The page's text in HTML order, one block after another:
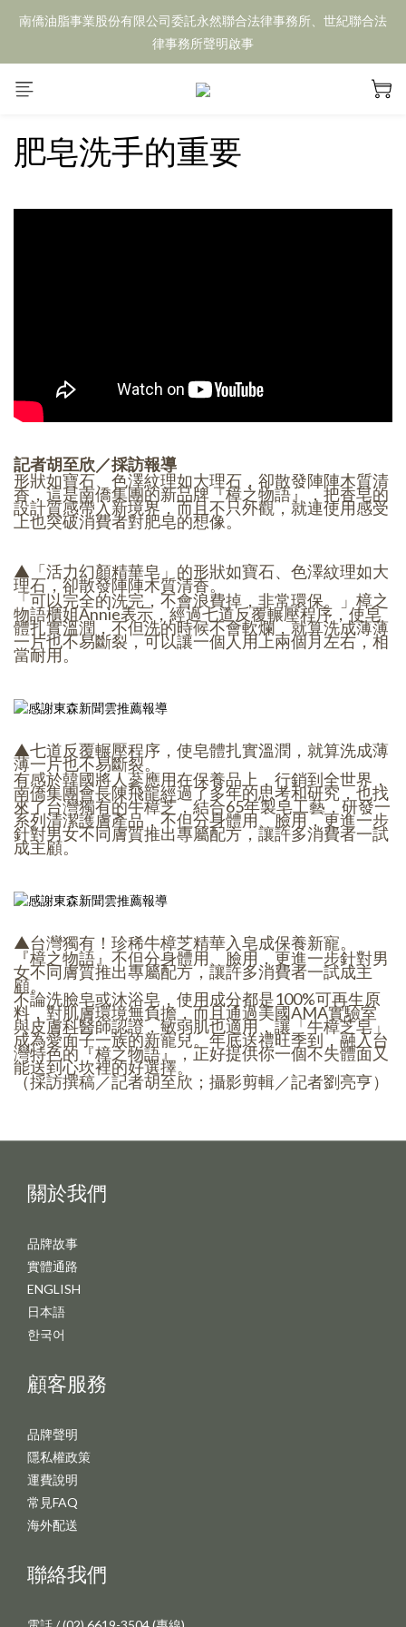
南僑油脂事業股份有限公司委託永然聯合法律事務所、世紀聯合法
律事務所聲明啟事
肥皂洗手的重要
記者胡至欣／採訪報導
形狀如寶石、色澤紋理如大理石，卻散發陣陣木質清
香，這是南僑集團的新品牌『樟之物語』，把香皂的
設計質感帶入新境界，而且不只外觀，就連使用感受
上也突破消費者對肥皂的想像。
▲「活力幻顏精華皂」的形狀如寶石、色澤紋理如大
理石，卻散發陣陣木質清香。
「可以完全的洗完，不會浪費掉，非常環保。」樟之
物語櫃姐Annie表示，經過七道反覆輾壓程序，使皂
體扎實溫潤，不但洗的時候不會軟爛，就算洗成薄薄
一片也不易斷裂，可以讓一個人用上兩個月左右，相
當耐用。
▲七道反覆輾壓程序，使皂體扎實溫潤，就算洗成薄
薄一片也不易斷裂。
有感於韓國將人蔘應用在保養品上，行銷到全世界，
南僑集團會長陳飛龍經過了多年的思考和研究，也找
來了台灣獨有的牛樟芝，結合65年製皂工藝，研發一
系列清潔護膚產品，不但分身體用、臉用，更進一步
針對男女不同膚質推出專屬配方，讓許多消費者一試
成主顧。
▲台灣獨有！珍稀牛樟芝精華入皂成保養新寵。
『樟之物語』不但分身體用、臉用，更進一步針對男
女不同膚質推出專屬配方，讓許多消費者一試成主
顧。
不論洗臉皂或沐浴皂，使用成分都是100%可再生原
料，對肌膚環境無負擔，而且通過美國AMA實驗室
與皮膚科醫師認證，敏弱肌也適用，讓「牛樟芝皂」
成為愛面子一族的新寵兒。年底送禮旺季到，融入台
灣特色的『樟之物語』，正好提供你一個不失體面又
能送到心坎裡的好選擇。
（採訪撰稿／記者胡至欣；攝影剪輯／記者劉亮亨）
關於我們
品牌故事
實體通路
ENGLISH
日本語
한국어
顧客服務
品牌聲明
隱私權政策
運費說明
常見FAQ
海外配送
聯絡我們